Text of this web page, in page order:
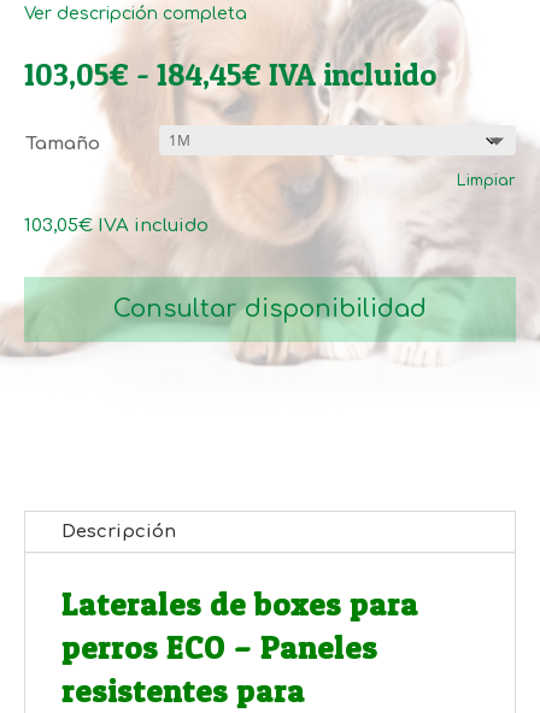
Ver descripción completa
103,05€ - 184,45€ Rango
precios:
desde
hasta
184,45€
IVA incluido
Tamaño
Limpiar
103,05€ IVA incluido
Consultar disponibilidad
Descripción
Laterales de boxes para
perros ECO – Paneles
resistentes para